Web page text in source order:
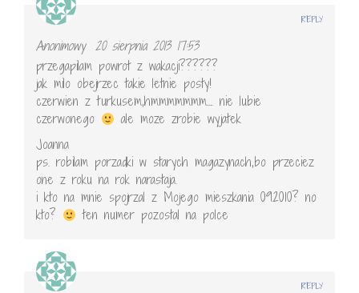
Anonimowy 20 sierpnia 2013 17:53
przegapilam powrot z wakacji??????
jak milo obejrzec takie letnie posty!
czerwien z turkusem,hmmmmmmm…. nie lubie
czerwonego
ale moze zrobie wyjatek
Joanna
ps. robilam porzadki w starych magazynach,bo przeciez
one z roku na rok narastaja.
i kto na mnie spojrzal z Mojego mieszkania 09.2010? no
kto?
ten numer pozostal na polce
REPLY
REPLY